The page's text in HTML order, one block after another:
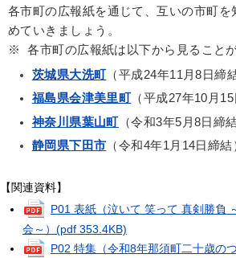
各市町の広報紙を通じて、互いの市町を
めていきましょう。
※ 各市町の広報紙は以下から見ることが
茨城県大洗町 （平成24年11月8日締
福島県会津美里町 （平成27年10月15
神奈川県葉山町（令和3年5月8日締結
静岡県下田市 （令和4年1月14日締結
【関連資料】
P01 表紙（泣いて 笑って 真剣勝負
会～） (pdf 353.4KB)
P02 特集（令和8年那須町二十歳のつ